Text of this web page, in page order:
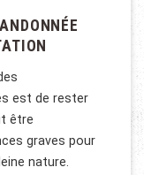
est de rester
être
graves pour
nature.